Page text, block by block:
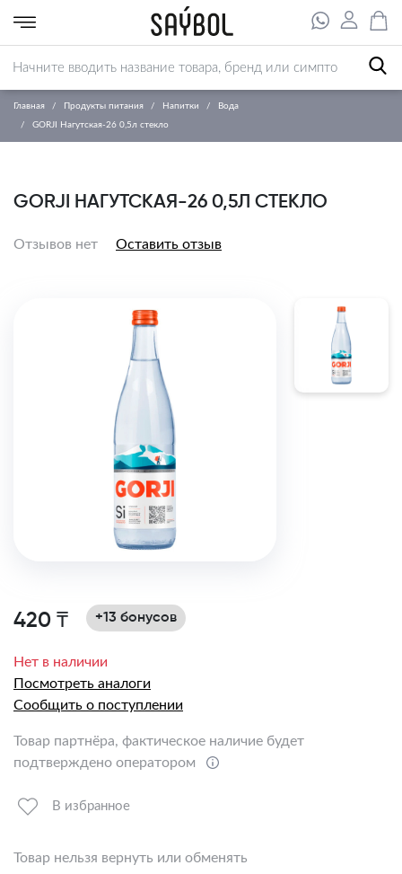
Главная Продукты питания Напитки Вода
GORJI Нагутская-26 0,5л стекло
GORJI НАГУТСКАЯ-26 0,5Л СТЕКЛО
Отзывов нет Оставить отзыв
420 ₸ +13 бонусов
Нет в наличии
Посмотреть аналоги
Сообщить о поступлении
Товар партнёра, фактическое наличие будет
подтверждено оператором
В избранное
Товар нельзя вернуть или обменять